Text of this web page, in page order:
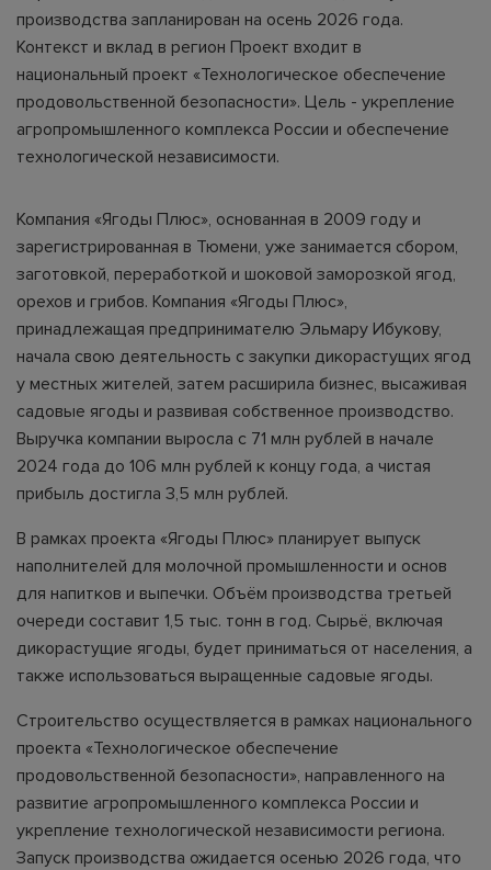
производства запланирован на осень 2026 года.
Контекст и вклад в регион Проект входит в
национальный проект «Технологическое обеспечение
продовольственной безопасности». Цель - укрепление
агропромышленного комплекса России и обеспечение
технологической независимости.
Компания «Ягоды Плюс», основанная в 2009 году и
зарегистрированная в Тюмени, уже занимается сбором,
заготовкой, переработкой и шоковой заморозкой ягод,
орехов и грибов. Компания «Ягоды Плюс»,
принадлежащая предпринимателю Эльмару Ибукову,
начала свою деятельность с закупки дикорастущих ягод
у местных жителей, затем расширила бизнес, высаживая
садовые ягоды и развивая собственное производство.
Выручка компании выросла с 71 млн рублей в начале
2024 года до 106 млн рублей к концу года, а чистая
прибыль достигла 3,5 млн рублей.
В рамках проекта «Ягоды Плюс» планирует выпуск
наполнителей для молочной промышленности и основ
для напитков и выпечки. Объём производства третьей
очереди составит 1,5 тыс. тонн в год. Сырьё, включая
дикорастущие ягоды, будет приниматься от населения, а
также использоваться выращенные садовые ягоды.
Строительство осуществляется в рамках национального
проекта «Технологическое обеспечение
продовольственной безопасности», направленного на
развитие агропромышленного комплекса России и
укрепление технологической независимости региона.
Запуск производства ожидается осенью 2026 года, что